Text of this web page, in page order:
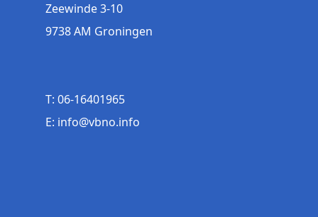
Zeewinde 3-10
9738 AM Groningen
T: 06-16401965
E: info@vbno.info